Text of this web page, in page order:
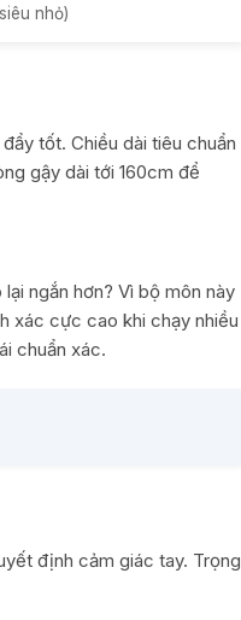
nhỏ)
tốt. Chiều dài tiêu chuẩn
gậy dài tới 160cm để
ngắn hơn? Vì bộ môn này
xác cực cao khi chạy nhiều
chuẩn xác.
định cảm giác tay. Trọng